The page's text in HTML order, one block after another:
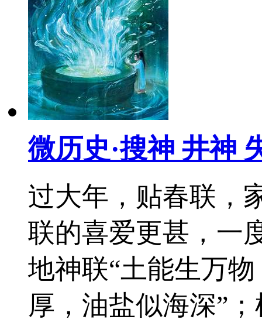
微历史·搜神 井神
过大年，贴春联，
联的喜爱更甚，一
地神联“土能生万
厚，油盐似海深”